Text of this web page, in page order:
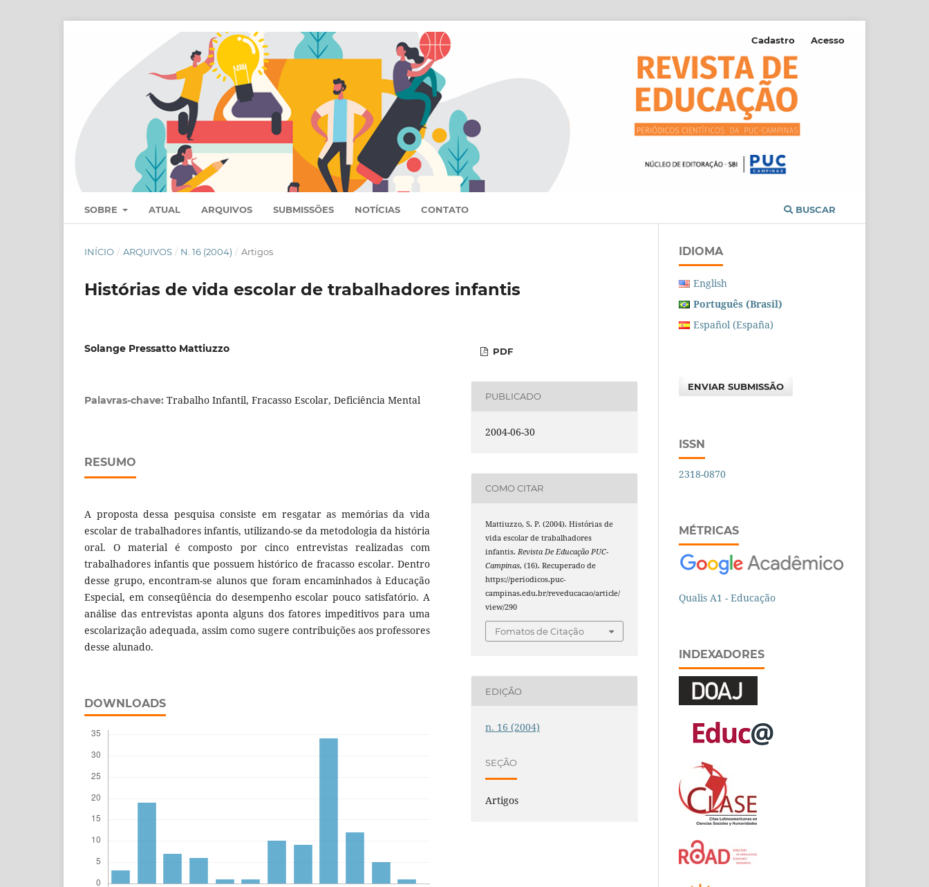
SOBRE ATUAL ARQUIVOS SUBMISSÕES NOTÍCIAS CONTATO BUSCAR
Cadastro Acesso
INÍCIO / ARQUIVOS / N. 16 (2004) / Artigos
Histórias de vida escolar de trabalhadores infantis
Solange Pressatto Mattiuzzo
Palavras-chave: Trabalho Infantil, Fracasso Escolar, Deficiência Mental
RESUMO
A proposta dessa pesquisa consiste em resgatar as memórias da vida
escolar de trabalhadores infantis, utilizando-se da metodologia da história
oral. O material é composto por cinco entrevistas realizadas com
trabalhadores infantis que possuem histórico de fracasso escolar. Dentro
desse grupo, encontram-se alunos que foram encaminhados à Educação
Especial, em conseqüência do desempenho escolar pouco satisfatório. A
análise das entrevistas aponta alguns dos fatores impeditivos para uma
escolarização adequada, assim como sugere contribuições aos professores
desse alunado.
DOWNLOADS
PDF
PUBLICADO
2004-06-30
COMO CITAR
Mattiuzzo, S. P. (2004). Histórias de
vida escolar de trabalhadores
infantis.Revista De Educação PUC-
Campinas, (16). Recuperado de
https://periodicos.puc-
campinas.edu.br/reveducacao/article/
view/290
Fomatos de Citação
EDIÇÃO
n. 16 (2004)
SEÇÃO
Artigos
IDIOMA
English
Português (Brasil)
Español (España)
ENVIAR SUBMISSÃO
ISSN
2318-0870
MÉTRICAS
Qualis A1 - Educação
INDEXADORES